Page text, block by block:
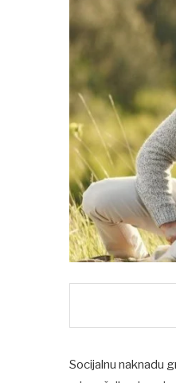
Socijalnu naknadu